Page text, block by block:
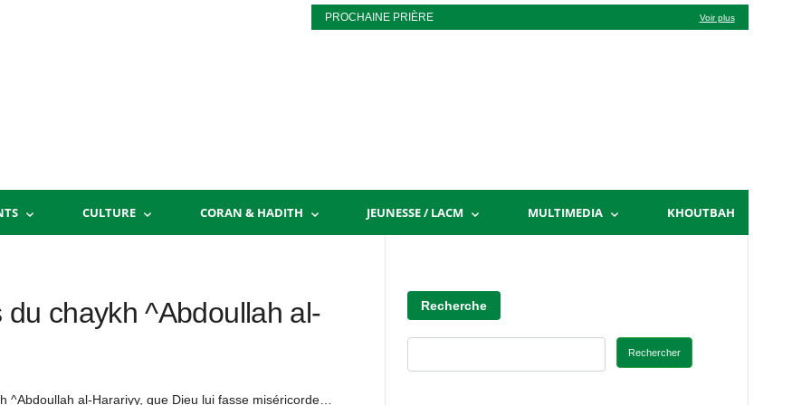
PROCHAINE PRIÈRE Voir plus
CULTURE CORAN & HADITH JEUNESSE / LACM MULTIMEDIA KHOUTBAH
chaykh ^Abdoullah al-
al-Harariyy, que Dieu lui fasse miséricorde…
Recherche
Rechercher